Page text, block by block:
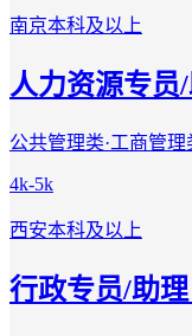
南京本科及以上
人力资源专员
公共管理类·工商管理
4k-5k
西安本科及以上
行政专员/助理